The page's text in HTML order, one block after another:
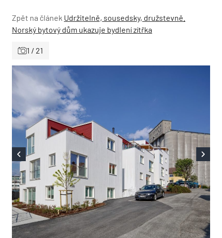
Zpět na článek Udržitelně, sousedsky, družstevně.
Norský bytový dům ukazuje bydlení zítřka
1 / 21